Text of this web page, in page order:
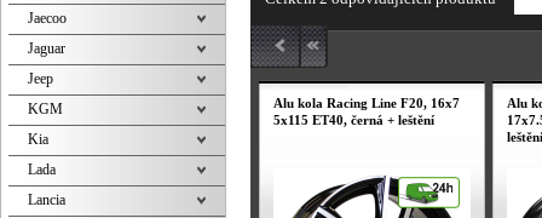
Alu kola Racing Line F20, 16x7
5x115 ET40, černá + leštění
Alu
leštění
Jaecoo
Jaguar
Jeep
KGM
Kia
Lada
Lancia